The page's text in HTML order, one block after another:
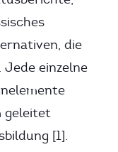
die
Jede einzelne
geleitet
[1].